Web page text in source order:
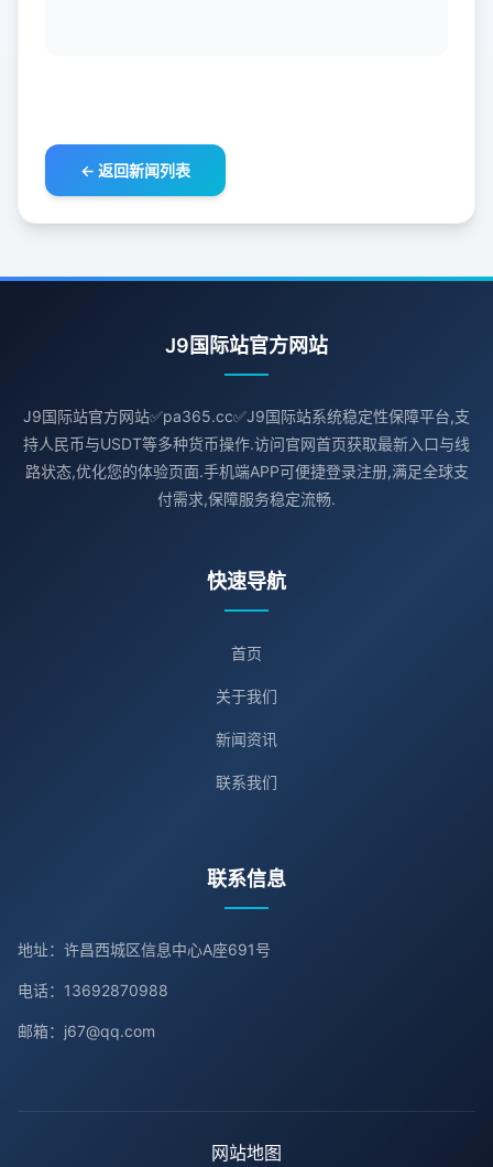
← 返回新闻列表
J9国际站官方网站
J9国际站官方网站✅pa365.cc✅J9国际站系统稳定性保障平台,支
持人民币与USDT等多种货币操作.访问官网首页获取最新入口与线
路状态,优化您的体验页面.手机端APP可便捷登录注册,满足全球支
付需求,保障服务稳定流畅.
快速导航
首页
关于我们
新闻资讯
联系我们
联系信息
地址：许昌西城区信息中心A座691号
电话：13692870988
邮箱：j67@qq.com
网站地图